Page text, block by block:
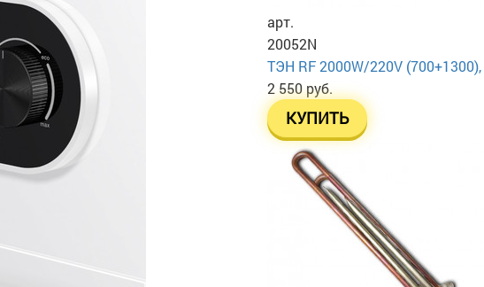
арт.
20052N
ТЭН RF 2000W/220V
2 550 руб.
КУПИТЬ